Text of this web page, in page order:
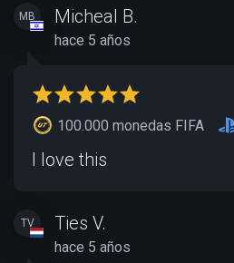
MB Micheal B.
hace 5 años
100.000 monedas FIFA
I love this
TV Ties V.
hace 5 años